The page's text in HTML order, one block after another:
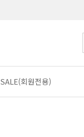
SALE(회원전용)